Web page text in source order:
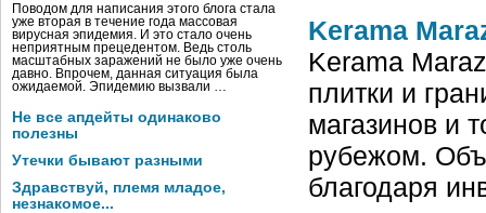
Поводом для написания этого блога стала
уже вторая в течение года массовая
вирусная эпидемия. И это стало очень
неприятным прецедентом. Ведь столь
масштабных заражений не было уже очень
давно. Впрочем, данная ситуация была
ожидаемой. Эпидемию вызвали …
Не все апдейты одинаково
полезны
Утечки бывают разными
Здравствуй, племя младое,
незнакомое...
Kerama
Kerama
плитки и
магазинов и
рубежом.
благодаря